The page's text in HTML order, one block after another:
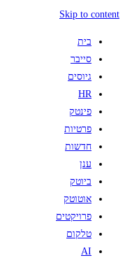
Skip to content
בית
סייבר
גיוסים
HR
פינטק
פרטיות
חדשות
ענן
ביוטק
אוטוטק
פרויקטים
טלקום
AI